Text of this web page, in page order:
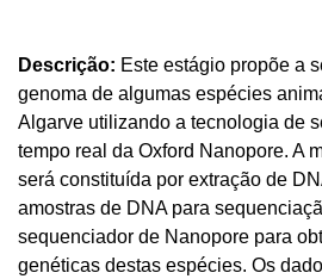
Descrição: Este estágio propõe a
genoma de algumas espécies
Algarve utilizando a tecnologia de
tempo real da Oxford Nanopore. A
será constituída por extração de
amostras de DNA para
sequenciador de Nanopore para
genéticas destas espécies. Os